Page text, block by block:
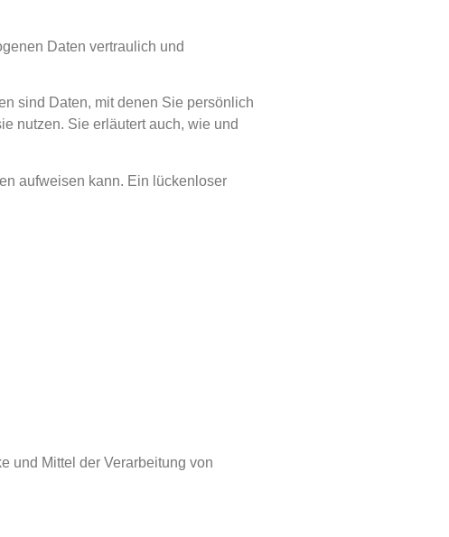
Daten vertraulich und
sind Daten, mit denen Sie persönlich
nutzen. Sie erläutert auch, wie und
aufweisen kann. Ein lückenloser
und Mittel der Verarbeitung von